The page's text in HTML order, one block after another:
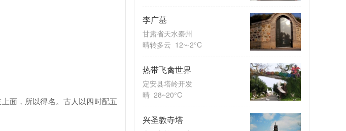
面，所以得名。古人以四时配五
李广墓
甘肃省天水秦州
晴转多云 12~-2°C
热带飞禽世界
定安县塔岭开发
晴 28~20°C
兴圣教寺塔